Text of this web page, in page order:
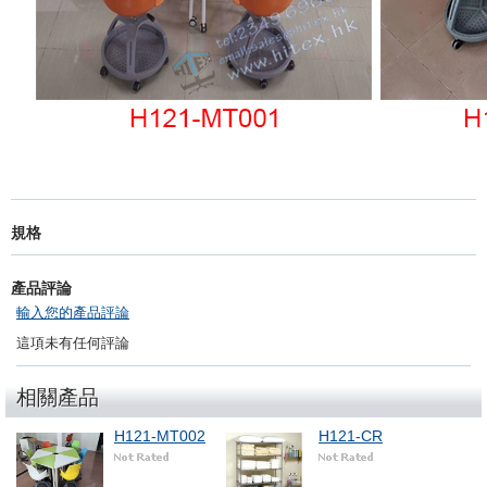
規格
產品評論
輸入您的產品評論
這項未有任何評論
相關產品
H121-MT002 H121-CR